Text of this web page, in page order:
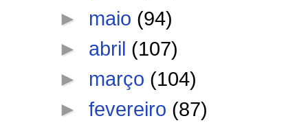
► maio (94)
► abril (107)
► março (104)
►fevereiro (87)